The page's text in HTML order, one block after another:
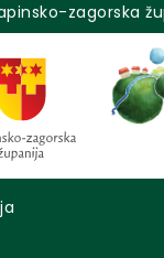
zagorska